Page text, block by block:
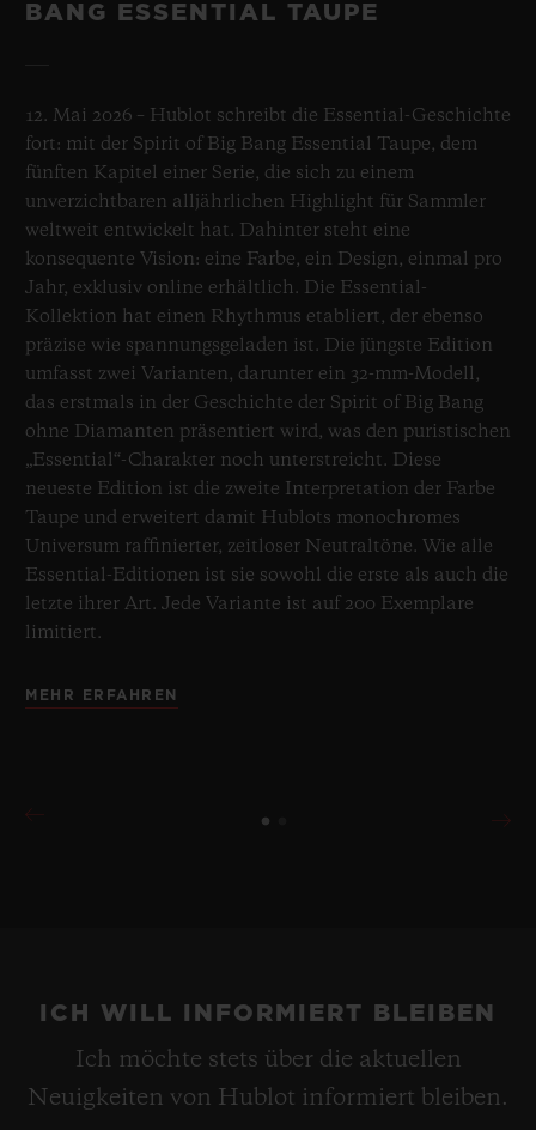
BANG ESSENTIAL TAUPE
12. Mai 2026 – Hublot schreibt die Essential-Geschichte
fort: mit der Spirit of Big Bang Essential Taupe, dem
fünften Kapitel einer Serie, die sich zu einem
unverzichtbaren alljährlichen Highlight für Sammler
weltweit entwickelt hat. Dahinter steht eine
konsequente Vision: eine Farbe, ein Design, einmal pro
Jahr, exklusiv online erhältlich. Die Essential-
Kollektion hat einen Rhythmus etabliert, der ebenso
präzise wie spannungsgeladen ist. Die jüngste Edition
umfasst zwei Varianten, darunter ein 32-mm-Modell,
das erstmals in der Geschichte der Spirit of Big Bang
ohne Diamanten präsentiert wird, was den puristischen
„Essential“-Charakter noch unterstreicht. Diese
neueste Edition ist die zweite Interpretation der Farbe
Taupe und erweitert damit Hublots monochromes
Universum raffinierter, zeitloser Neutraltöne. Wie alle
Essential-Editionen ist sie sowohl die erste als auch die
letzte ihrer Art. Jede Variante ist auf 200 Exemplare
limitiert.
MEHR ERFAHREN
ICH WILL INFORMIERT BLEIBEN
Ich möchte stets über die aktuellen
Neuigkeiten von Hublot informiert bleiben.